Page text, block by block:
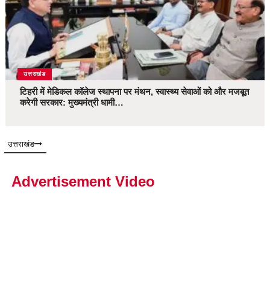
उत्तराखंड
टिहरी में मेडिकल कॉलेज स्थापना पर मंथन, स्वास्थ्य सेवाओं को और मजबूत
करेगी सरकार: मुख्यमंत्री धामी…
उत्तराखंड
Advertisement Video